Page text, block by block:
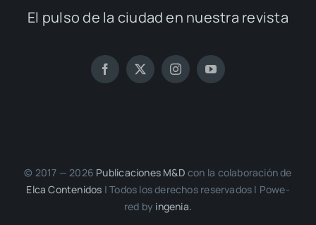
El pul­so de la ciu­dad en nues­tra revis­ta
© 2017 — 2026 Publi­ca­cio­nes M&D con la cola­bo­ra­ción de
Elca Con­te­ni­dos | Todos los dere­chos reser­va­dos | Powe­
red by inge­nia.